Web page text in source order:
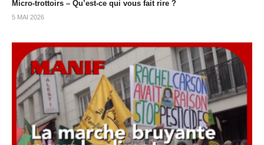
Micro-trottoirs – Qu’est-ce qui vous fait rire ?
5 MAI 2026